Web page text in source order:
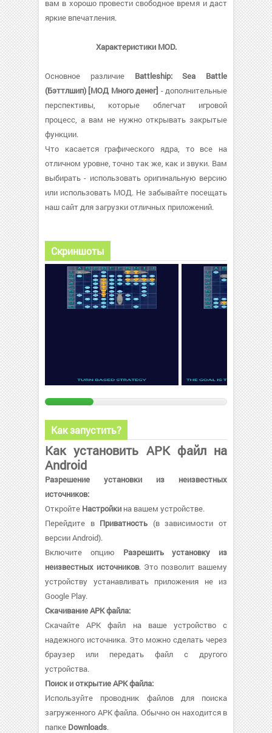
вам в хорошо провести свободное время и даст
яркие впечатления.
Характеристики MOD.
Основное различие Battleship: Sea Battle
(Бэттлшип) [МОД Много денег] - дополнительные
перспективы, которые облегчат игровой
процесс, а вам не нужно открывать закрытые
функции.
Что касается графического ядра, то все на
отличном уровне, точно так же, как и звуки. Вам
выбирать - использовать оригинальную версию
или использовать МОД. Не забывайте посещать
наш сайт для загрузки отличных приложений.
Скриншоты
Как запустить?
Как установить APK файл на
Android
Разрешение установки из неизвестных
источников:
Откройте Настройки на вашем устройстве.
Перейдите в Приватность (в зависимости от
версии Android).
Включите опцию Разрешить установку из
неизвестных источников. Это позволит вашему
устройству устанавливать приложения не из
Google Play.
Скачивание APK файла:
Скачайте APK файл на ваше устройство с
надежного источника. Это можно сделать через
браузер или передать файл с другого
устройства.
Поиск и открытие APK файла:
Используйте проводник файлов для поиска
загруженного APK файла. Обычно он находится в
папке Downloads.